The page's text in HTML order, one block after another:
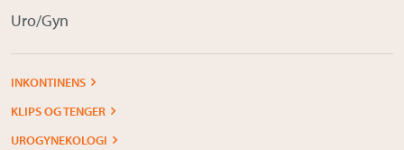
Kompresjon / Arr
Uro/Gyn
INKONTINENS
KLIPS OG TENGER
UROGYNEKOLOGI